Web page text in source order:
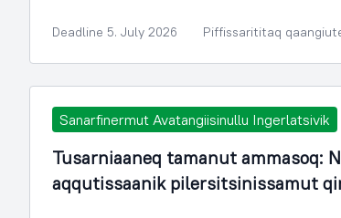
Deadline 5. July 2026 Piffissarititaq
Sanarfinermut Avatangiisinullu Ingerlatsivik
Tusarniaaneq tamanut ammasoq:
aqqutissaanik pilersitsinissamut